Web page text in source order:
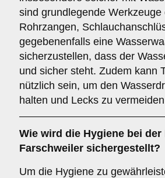
sind grundlegende
Rohrzangen,
gegebenenfalls eine
sicherzustellen, dass der
und sicher steht. Zudem kann
nützlich sein, um den
halten und Lecks zu
Wie wird die Hygiene bei
Farschweiler sichergestellt?
Um die Hygiene zu